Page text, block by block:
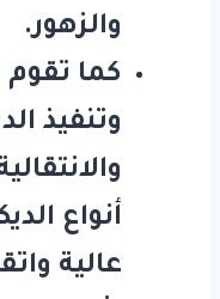
والزهور.
كما
وتنفيذ
أنواع
عالية